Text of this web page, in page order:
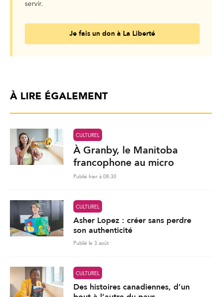
servir.
Je fais un don à La Liberté
À LIRE ÉGALEMENT
CULTUREL
À Granby, le Manitoba
francophone au micro
Publié hier à 08:30
CULTUREL
Asher Lopez : créer sans perdre
son authenticité
Publié le 3 août
CULTUREL
Des histoires canadiennes, d’un